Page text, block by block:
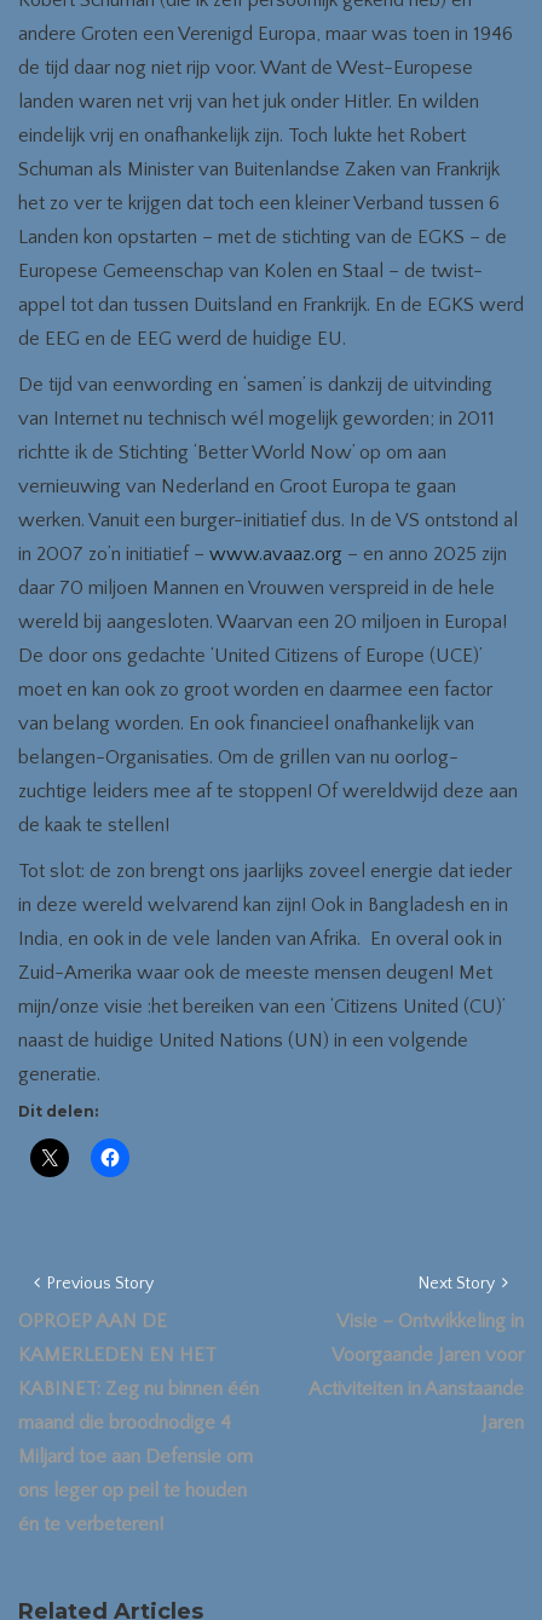
andere Groten een Verenigd Europa, maar was toen in 1946
de tijd daar nog niet rijp voor. Want de West-Europese
landen waren net vrij van het juk onder Hitler. En wilden
eindelijk vrij en onafhankelijk zijn. Toch lukte het Robert
Schuman als Minister van Buitenlandse Zaken van Frankrijk
het zo ver te krijgen dat toch een kleiner Verband tussen 6
Landen kon opstarten – met de stichting van de EGKS – de
Europese Gemeenschap van Kolen en Staal – de twist-
appel tot dan tussen Duitsland en Frankrijk. En de EGKS werd
de EEG en de EEG werd de huidige EU.
De tijd van eenwording en ‘samen’ is dankzij de uitvinding
van Internet nu technisch wél mogelijk geworden; in 2011
richtte ik de Stichting ‘Better World Now’ op om aan
vernieuwing van Nederland en Groot Europa te gaan
werken. Vanuit een burger-initiatief dus. In de VS ontstond al
in 2007 zo’n initiatief – www.avaaz.org – en anno 2025 zijn
daar 70 miljoen Mannen en Vrouwen verspreid in de hele
wereld bij aangesloten. Waarvan een 20 miljoen in Europa!
De door ons gedachte ‘United Citizens of Europe (UCE)’
moet en kan ook zo groot worden en daarmee een factor
van belang worden. En ook financieel onafhankelijk van
belangen-Organisaties. Om de grillen van nu oorlog-
zuchtige leiders mee af te stoppen! Of wereldwijd deze aan
de kaak te stellen!
Tot slot: de zon brengt ons jaarlijks zoveel energie dat ieder
in deze wereld welvarend kan zijn! Ook in Bangladesh en in
India, en ook in de vele landen van Afrika. En overal ook in
Zuid-Amerika waar ook de meeste mensen deugen! Met
mijn/onze visie :het bereiken van een ‘Citizens United (CU)’
naast de huidige United Nations (UN) in een volgende
generatie.
Dit delen:
Previous Story
OPROEP AAN DE
KAMERLEDEN EN HET
KABINET: Zeg nu binnen één
maand die broodnodige 4
Miljard toe aan Defensie om
ons leger op peil te houden
én te verbeteren!
Next Story
Visie – Ontwikkeling in
Voorgaande Jaren voor
Activiteiten in Aanstaande
Jaren
Related Articles